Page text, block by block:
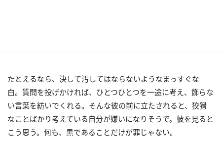
たとえるなら、決して汚してはならないようなまっすぐな
白。質問を投げかければ、ひとつひとつを一途に考え、飾らな
い言葉を紡いでくれる。そんな彼の前に立たされると、狡猾
なことばかり考えている自分が嫌いになりそうで。彼を見ると
こう思う。何も、黒であることだけが罪じゃない。